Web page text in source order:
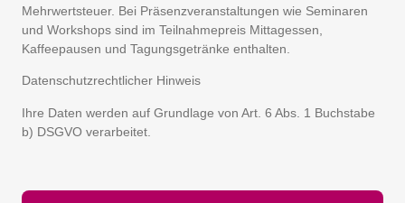
Mehrwertsteuer. Bei Präsenzveranstaltungen wie Seminaren
und Workshops sind im Teilnahmepreis Mittagessen,
Kaffeepausen und Tagungsgetränke enthalten.
Datenschutzrechtlicher Hinweis
Ihre Daten werden auf Grundlage von Art. 6 Abs. 1 Buchstabe
b) DSGVO verarbeitet.